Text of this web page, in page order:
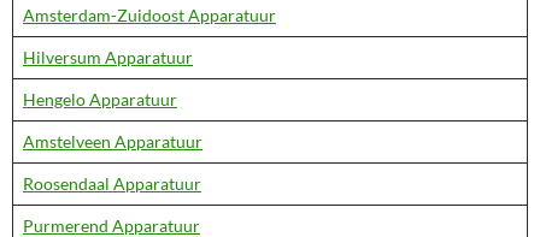
Amsterdam-Zuidoost Apparatuur
Hilversum Apparatuur
Hengelo Apparatuur
Amstelveen Apparatuur
Roosendaal Apparatuur
Purmerend Apparatuur